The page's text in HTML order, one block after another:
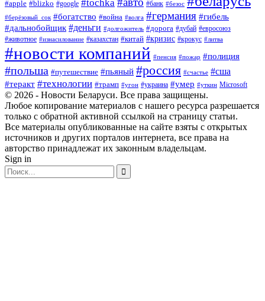
#apple #blizko #google #tochka #банк #безос
#берёзовый_сок #богатство #война #волга #германия #гибель
#дальнобойщик #деньги #долгожитель #дорога #дубай #евросоюз
#животное #изнасилование #казахстан #китай #кризис #крокус #литва
#новости компаний #пенсия #пожар #полиция
#польша #путешествие #пьяный #россия #счастье #сша
#теракт #технологии #трамп #угон #украина #умер #уткин Microsoft
© 2026 - Новости Беларуси. Все права защищены.
Любое копирование материалов с нашего ресурса разрешается
только с обратной активной ссылкой на страницу статьи.
Все материалы опубликованные на сайте взяты с открытых
источников и других порталов интернета, все права на
авторство принадлежат их законным владельцам.
Sign in